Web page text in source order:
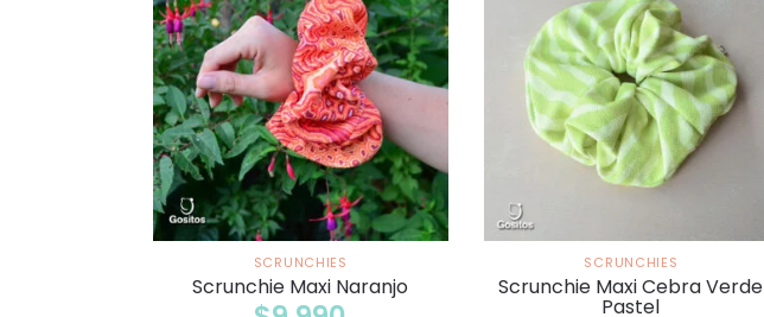
SCRUNCHIES
Scrunchie Maxi Naranjo
SCRUNCHIES
Scrunchie Maxi Cebra Verde
Pastel